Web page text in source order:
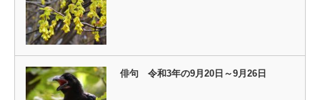
俳句 令和3年の9月20日～9月26日